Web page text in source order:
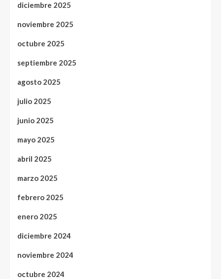
diciembre 2025
noviembre 2025
octubre 2025
septiembre 2025
agosto 2025
julio 2025
junio 2025
mayo 2025
abril 2025
marzo 2025
febrero 2025
enero 2025
diciembre 2024
noviembre 2024
octubre 2024